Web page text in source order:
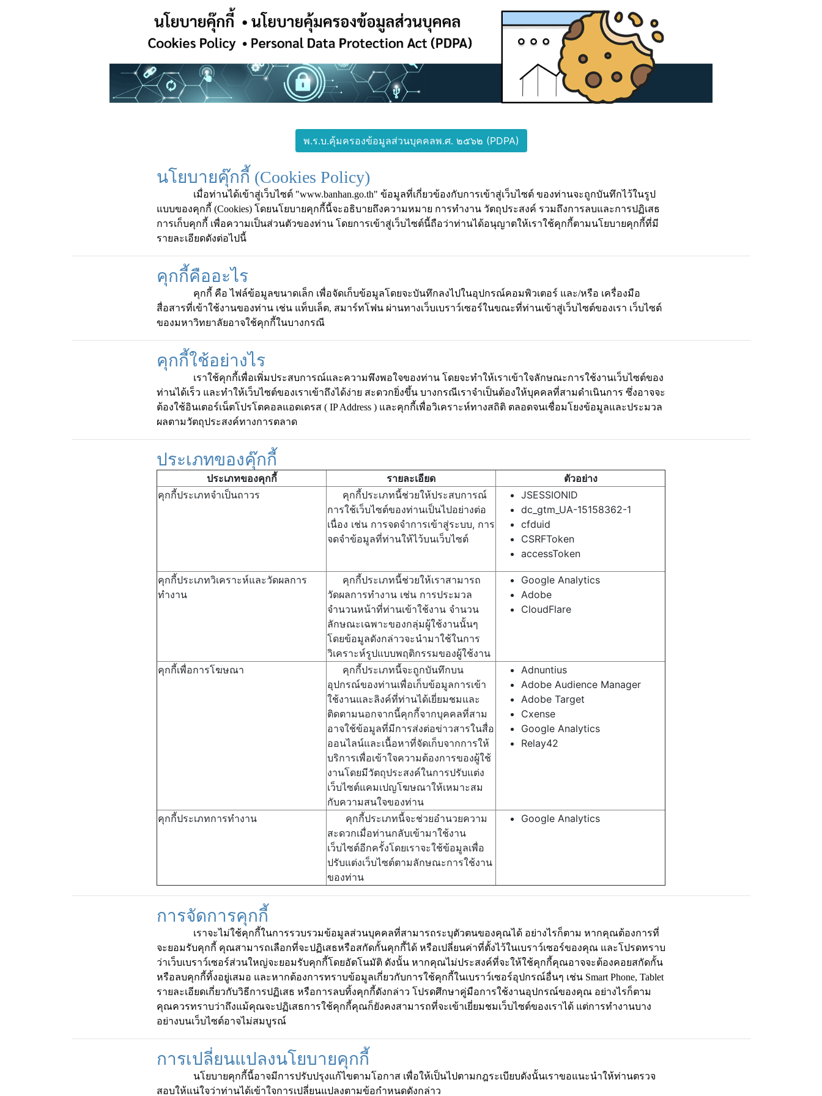
พ.ร.บ.คุ้มครองข้อมูลส่วนบุคคลพ.ศ. ๒๕๖๒ (PDPA)
นโยบายคุ๊กกี้ (Cookies Policy)
เมื่อท่านได้เข้าสู่เว็บไซต์ "www.banhan.go.th" ข้อมูลที่เกี่ยวข้องกับการเข้าสู่เว็บไซต์ ของท่านจะถูกบันทึกไว้ในรูป
แบบของคุกกี้ (Cookies) โดยนโยบายคุกกี้นี้จะอธิบายถึงความหมาย การทำงาน วัตถุประสงค์ รวมถึงการลบและการปฏิเสธ
การเก็บคุกกี้ เพื่อความเป็นส่วนตัวของท่าน โดยการเข้าสู่เว็บไซต์นี้ถือว่าท่านได้อนุญาตให้เราใช้คุกกี้ตามนโยบายคุกกี้ที่มี
รายละเอียดดังต่อไปนี้
คุกกี้คืออะไร
คุกกี้ คือ ไฟล์ข้อมูลขนาดเล็ก เพื่อจัดเก็บข้อมูลโดยจะบันทึกลงไปในอุปกรณ์คอมพิวเตอร์ และ/หรือ เครื่องมือ
สื่อสารที่เข้าใช้งานของท่าน เช่น แท็บเล็ต, สมาร์ทโฟน ผ่านทางเว็บเบราว์เซอร์ในขณะที่ท่านเข้าสู่เว็บไซต์ของเรา เว็บไซต์
ของมหาวิทยาลัยอาจใช้คุกกี้ในบางกรณี
คุกกี้ใช้อย่างไร
เราใช้คุกกี้เพื่อเพิ่มประสบการณ์และความพึงพอใจของท่าน โดยจะทำให้เราเข้าใจลักษณะการใช้งานเว็บไซต์ของ
ท่านได้เร็ว และทำให้เว็บไซต์ของเราเข้าถึงได้ง่าย สะดวกยิ่งขึ้น บางกรณีเราจำเป็นต้องให้บุคคลที่สามดำเนินการ ซึ่งอาจจะ
ต้องใช้อินเตอร์เน็ตโปรโตคอลแอดเดรส ( IP Address ) และคุกกี้เพื่อวิเคราะห์ทางสถิติ ตลอดจนเชื่อมโยงข้อมูลและประมวล
ผลตามวัตถุประสงค์ทางการตลาด
ประเภทของคุ๊กกี้
ประเภทของคุกกี้ รายละเอียด
ตัวอย่าง
คุกกี้ประเภทจำเป็นถาวร
คุกกี้ประเภทนี้ช่วยให้ประสบการณ์
การใช้เว็บไซต์ของท่านเป็นไปอย่างต่อ
เนื่อง เช่น การจดจำการเข้าสู่ระบบ, การ
จดจำข้อมูลที่ท่านให้ไว้บนเว็บไซต์
JSESSIONID
dc_gtm_UA-15158362-1
cfduid
CSRFToken
accessToken
คุกกี้ประเภทวิเคราะห์และวัดผลการ
ทำงาน
คุกกี้ประเภทนี้ช่วยให้เราสามารถ
วัดผลการทำงาน เช่น การประมวล
จำนวนหน้าที่ท่านเข้าใช้งาน จำนวน
ลักษณะเฉพาะของกลุ่มผู้ใช้งานนั้นๆ
โดยข้อมูลดังกล่าวจะนำมาใช้ในการ
วิเคราะห์รูปแบบพฤติกรรมของผู้ใช้งาน
Google Analytics
Adobe
CloudFlare
คุกกี้เพื่อการโฆษณา
คุกกี้ประเภทนี้จะถูกบันทึกบน
อุปกรณ์ของท่านเพื่อเก็บข้อมูลการเข้า
ใช้งานและลิงค์ที่ท่านได้เยี่ยมชมและ
ติดตามนอกจากนี้คุกกี้จากบุคคลที่สาม
อาจใช้ข้อมูลที่มีการส่งต่อข่าวสารในสื่อ
ออนไลน์และเนื้อหาที่จัดเก็บจากการให้
บริการเพื่อเข้าใจความต้องการของผู้ใช้
งานโดยมีวัตถุประสงค์ในการปรับแต่ง
เว็บไซต์แคมเปญโฆษณาให้เหมาะสม
กับความสนใจของท่าน
Adnuntius
Adobe Audience Manager
Adobe Target
Cxense
Google Analytics
Relay42
คุกกี้ประเภทการทำงาน
คุกกี้ประเภทนี้จะช่วยอำนวยความ
สะดวกเมื่อท่านกลับเข้ามาใช้งาน
เว็บไซต์อีกครั้งโดยเราจะใช้ข้อมูลเพื่อ
ปรับแต่งเว็บไซต์ตามลักษณะการใช้งาน
ของท่าน
Google Analytics
การจัดการคุกกี้
เราจะไม่ใช้คุกกี้ในการรวบรวมข้อมูลส่วนบุคคลที่สามารถระบุตัวตนของคุณได้ อย่างไรก็ตาม หากคุณต้องการที่
จะยอมรับคุกกี้ คุณสามารถเลือกที่จะปฏิเสธหรือสกัดกั้นคุกกี้ได้ หรือเปลี่ยนค่าที่ตั้งไว้ในเบราว์เซอร์ของคุณ และโปรดทราบ
ว่าเว็บเบราว์เซอร์ส่วนใหญ่จะยอมรับคุกกี้โดยอัตโนมัติ ดังนั้น หากคุณไม่ประสงค์ที่จะให้ใช้คุกกี้คุณอาจจะต้องคอยสกัดกั้น
หรือลบคุกกี้ทิ้งอยู่เสมอ และหากต้องการทราบข้อมูลเกี่ยวกับการใช้คุกกี้ในเบราว์เซอร์อุปกรณ์อื่นๆ เช่น Smart Phone, Tablet
รายละเอียดเกี่ยวกับวิธีการปฏิเสธ หรือการลบทิ้งคุกกี้ดังกล่าว โปรดศึกษาคู่มือการใช้งานอุปกรณ์ของคุณ อย่างไรก็ตาม
คุณควรทราบว่าถึงแม้คุณจะปฏิเสธการใช้คุกกี้คุณก็ยังคงสามารถที่จะเข้าเยี่ยมชมเว็บไซต์ของเราได้ แต่การทำงานบาง
อย่างบนเว็บไซต์อาจไม่สมบูรณ์
การเปลี่ยนแปลงนโยบายคุกกี้
นโยบายคุกกี้นี้อาจมีการปรับปรุงแก้ไขตามโอกาส เพื่อให้เป็นไปตามกฎระเบียบดังนั้นเราขอแนะนำให้ท่านตรวจ
สอบให้แน่ใจว่าท่านได้เข้าใจการเปลี่ยนแปลงตามข้อกำหนดดังกล่าว